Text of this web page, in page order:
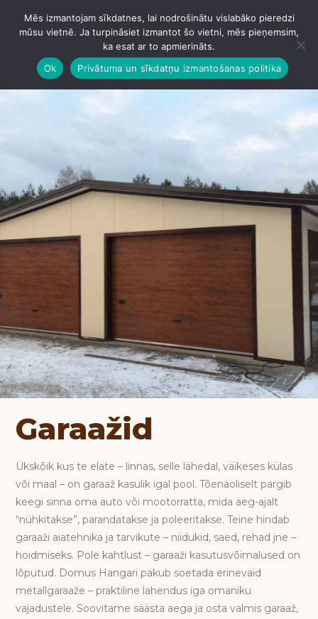
IZVĒLNE
Garaažid
Ükskõik kus te elate – linnas, selle lähedal, väikeses külas
või maal – on garaaž kasulik igal pool. Tõenäoliselt pargib
keegi sinna oma auto või mootorratta, mida aeg-ajalt
“nühkitakse”, parandatakse ja poleeritakse. Teine hindab
garaaži aiatehnika ja tarvikute – niidukid, saed, rehad jne –
hoidmiseks. Pole kahtlust – garaaži kasutusvõimalused on
lõputud. Domus Hangari pakub soetada erinevaid
metallgaraaže – praktiline lahendus iga omaniku
vajadustele. Soovitame säästa aega ja osta valmis garaaž,
Mēs izmantojam sīkdatnes, lai nodrošinātu vislabāko pieredzi
mūsu vietnē. Ja turpināsiet izmantot šo vietni, mēs pieņemsim,
ka esat ar to apmierināts.
Ok
Privātuma un sīkdatņu izmantošanas politika